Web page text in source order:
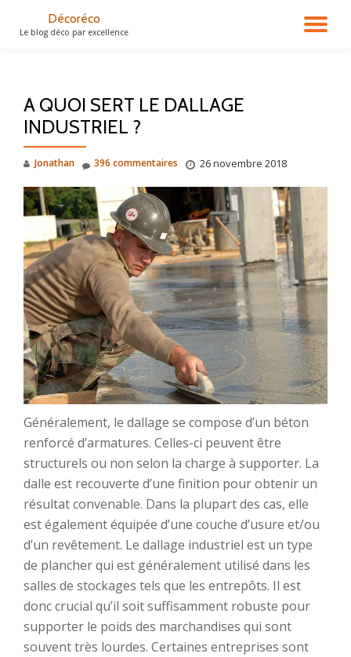
Décoréco
Le blog déco par excellence
A QUOI SERT LE DALLAGE
INDUSTRIEL ?
Jonathan 26 novembre 2018
396 commentaires
Généralement, le dallage se compose d’un béton
renforcé d’armatures. Celles-ci peuvent être
structurels ou non selon la charge à supporter. La
dalle est recouverte d’une finition pour obtenir un
résultat convenable. Dans la plupart des cas, elle
est également équipée d’une couche d’usure et/ou
d’un revêtement. Le dallage industriel est un type
de plancher qui est généralement utilisé dans les
salles de stockages tels que les entrepôts. Il est
donc crucial qu’il soit suffisamment robuste pour
supporter le poids des marchandises qui sont
souvent très lourdes. Certaines entreprises sont